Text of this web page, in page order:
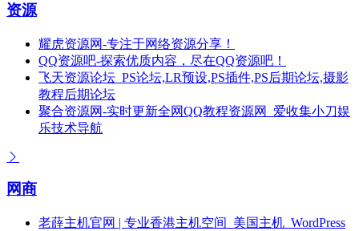
资源
耀虎资源网-专注于网络资源分享！
QQ资源吧-探索优质内容，尽在QQ资源吧！
飞天资源论坛_PS论坛,LR预设,PS插件,PS后期论坛,摄影
教程后期论坛
聚合资源网-实时更新全网QQ教程资源网_爱收集小刀娱
乐技术导航
网商
老薛主机官网 | 专业香港主机空间_美国主机_WordPress